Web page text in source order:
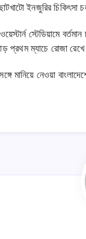
ইনজুরির চিকিৎসা
স্টেডিয়ামে
প্রথম ম্যাচে রোজা রেখে
মানিয়ে নেওয়া